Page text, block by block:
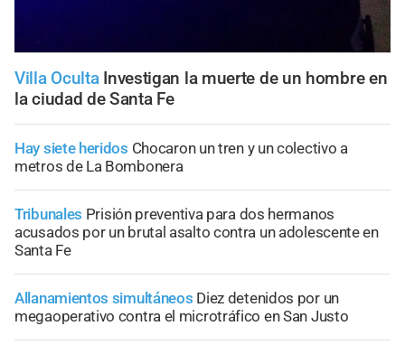
Villa Oculta Investigan la muerte de un hombre en
la ciudad de Santa Fe
Hay siete heridos Chocaron un tren y un colectivo a
metros de La Bombonera
Tribunales Prisión preventiva para dos hermanos
acusados por un brutal asalto contra un adolescente en
Santa Fe
Allanamientos simultáneos Diez detenidos por un
megaoperativo contra el microtráfico en San Justo